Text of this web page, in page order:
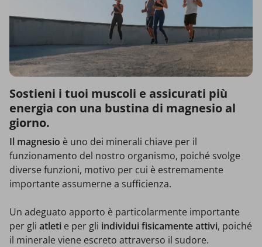
Sostieni i tuoi muscoli e assicurati più
energia con una bustina di magnesio al
giorno.
Il magnesio è uno dei minerali chiave per il
funzionamento del nostro organismo, poiché svolge
diverse funzioni, motivo per cui è estremamente
importante assumerne a sufficienza.
Un adeguato apporto è particolarmente importante
per gli atleti e per gli individui fisicamente attivi, poiché
il minerale viene escreto attraverso il sudore.